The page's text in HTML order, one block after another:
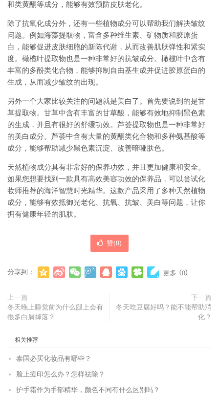
和类黄酮等成分，能够有效预防皮肤老化。
除了抗氧化成分外，还有一些植物成分可以帮助我们解决皱纹
问题。例如海藻提取物，富含多种维生素、矿物质和胶原蛋
白，能够促进皮肤细胞的新陈代谢，从而改善肌肤弹性和紧实
度。橄榄叶提取物也是一种非常好的抗皱成分。橄榄叶中含有
丰富的多酚类化合物，能够抑制自由基生成并促进胶原蛋白的
生成，从而减少皱纹的出现。
另外一个大家比较关注的问题就是美白了。首先要说到的是甘
草提取物。甘草中含有丰富的甘草酸，能够有效地抑制黑色素
的生成，并且有很好的舒缓功效。芦荟提取物也是一种非常好
的美白成分。芦荟中含有大量的黄酮类化合物和多种氨基酸等
成分，能够帮助减少黑色素沉淀、改善暗哑肤色。
天然植物成分具有非常好的保养功效，并且更加健康和安全。
如果您想要找到一款具有高效美容功效的保养品，可以尝试化
妆师推荐的海洋智慧时光精华。这款产品采用了多种天然植物
成分，能够有效抵御光老化、抗氧、抗皱、美白等问题，让你
拥有健康年轻的肌肤。
赞(0)
分享到： 更多 (0)
上一篇
冬天晚上睡觉前为什么腿上会有
很多白屑掉落？
下一篇
冬天吃豆腐好吗？能不能帮助消
化？
相关推荐
泰国必买化妆品有哪些？
脸上痘印怎么办？怎样祛除？
护手霜作为手部精华，颜色不同有什么区别吗？